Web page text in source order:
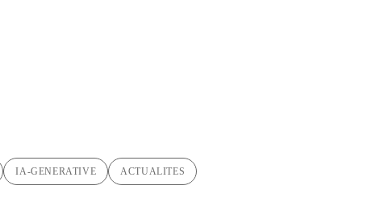
IA-GENERATIVE ACTUALITES